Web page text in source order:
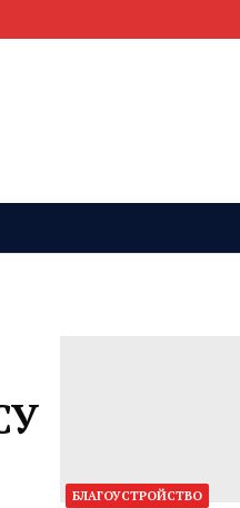
БЛАГОУСТРОЙСТВО